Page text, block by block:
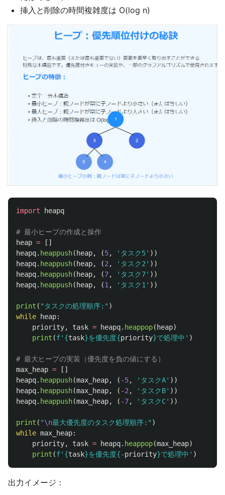
挿入と削除の時間複雑度は O(log n)
import heapq
heap =
[]
heapq. heappush( heap, (5, ' タスク5' ))
heapq. heappush( heap, (2 , ' タスク2 ' ))
heapq. heappush( heap, (7, ' タスク7' ))
heapq. heappush( heap, (1 , ' タスク1 ' ))
print ( " タスクの処理順序: " )
while
heap:
priority, task = heapq. heappop( heap)
print (f' {task}を優先度{priority}で処理中 ' )
max_heap =
[]
heapq. heappush(max_heap, ( -5, ' タスクA' ))
heapq. heappush(max_heap, ( -2 , ' タスクB' ))
heapq. heappush(max_heap, ( -7, ' タスクC' ))
print ( "\n最大優先度のタスク処理順序: " )
while max_heap:
priority, task = heapq. heappop(max_heap)
print (f' {task}を優先度{-priority}で処理中 ' )
出力イメージ：